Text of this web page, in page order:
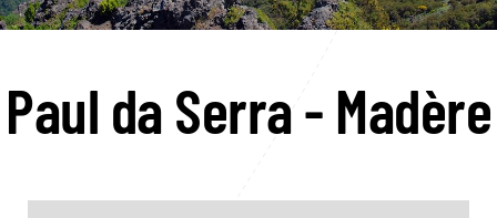
Paul da Serra - Madère